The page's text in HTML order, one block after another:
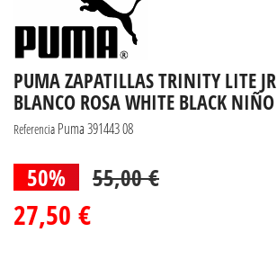
PUMA ZAPATILLAS TRINITY LITE JR
BLANCO ROSA WHITE BLACK NIÑO
Referencia Puma 391443 08
50% 55,00 €
27,50 €